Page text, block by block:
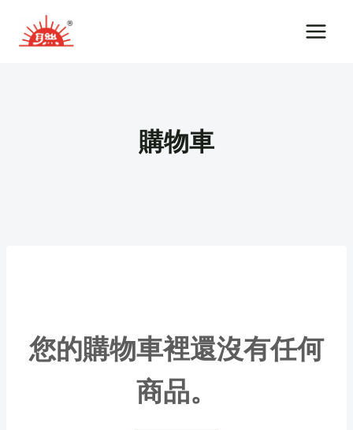
content
購物車
您的購物車裡還沒有任何
商品。